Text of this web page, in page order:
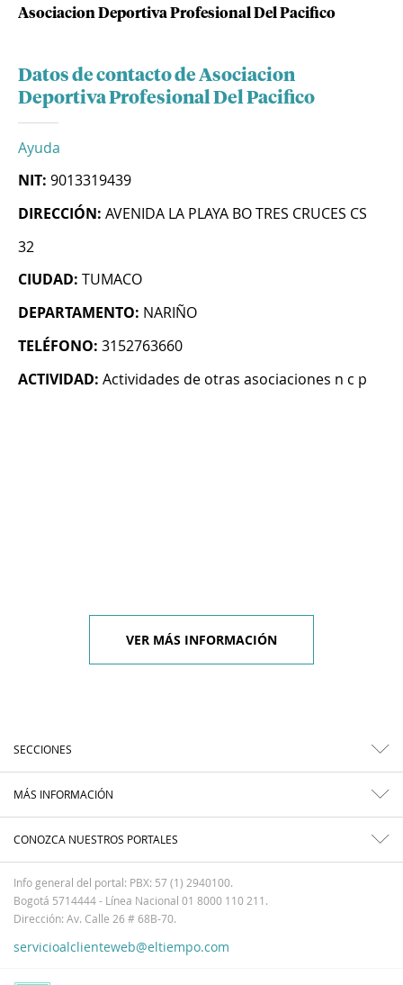
Asociacion Deportiva Profesional Del Pacifico
Datos de contacto de Asociacion
Deportiva Profesional Del Pacifico
Ayuda
NIT: 9013319439
DIRECCIÓN: AVENIDA LA PLAYA BO TRES CRUCES CS
32
CIUDAD: TUMACO
DEPARTAMENTO: NARIÑO
TELÉFONO: 3152763660
ACTIVIDAD: Actividades de otras asociaciones n c p
VER MÁS INFORMACIÓN
SECCIONES
MÁS INFORMACIÓN
CONOZCA NUESTROS PORTALES
Info general del portal: PBX: 57 (1) 2940100.
Bogotá 5714444 - Línea Nacional 01 8000 110 211.
Dirección: Av. Calle 26 # 68B-70.
servicioalclienteweb@eltiempo.com